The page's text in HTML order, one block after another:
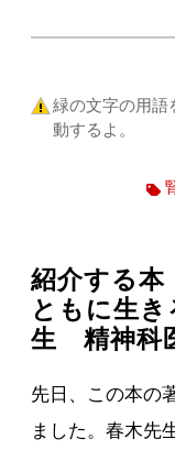
緑の文字の用語
動するよ。
紹介する本
ともに生
生 精神科
先日、この本の
ました。春木先